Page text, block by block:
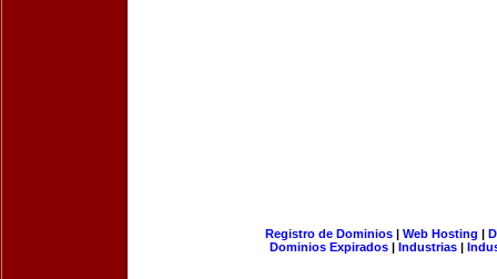
Registro de Dominios| Web Hosting |
Dominios Expirados | Industrias |